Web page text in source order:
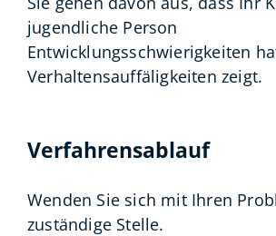
jugendliche Person
Entwicklungsschwierigkeiten
Verhaltensauffäligkeiten zeigt.
Verfahrensablauf
Wenden Sie sich mit Ihren
zuständige Stelle.